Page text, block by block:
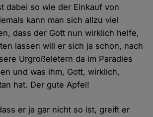
dabei so wie der Einkauf von
kann man sich allzu viel
dass der Gott nun wirklich helfe,
lassen will er sich ja schon, nach
Urgroßeletern da im Paradies
und was ihm, Gott, wirklich,
hat. Der gute Apfel!
er ja gar nicht so ist, greift er